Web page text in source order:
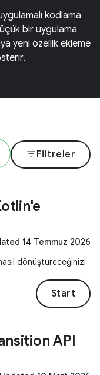
kodlama
bir uygulama
yeni özellik ekleme
filter_listFiltreler
14 Temmuz 2026
dönüştüreceğinizi
Start
API